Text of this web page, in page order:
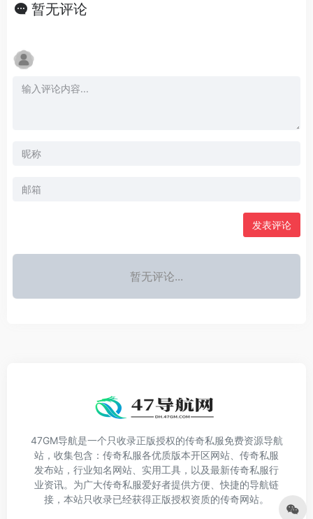
暂无评论
发表评论
暂无评论...
47GM导航是一个只收录正版授权的传奇私服免费资源导航
站，收集包含：传奇私服各优质版本开区网站、传奇私服
发布站，行业知名网站、实用工具，以及最新传奇私服行
业资讯。为广大传奇私服爱好者提供方便、快捷的导航链
接，本站只收录已经获得正版授权资质的传奇网站。